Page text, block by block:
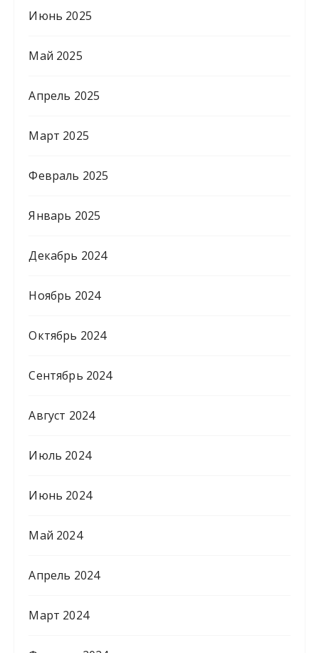
Июнь 2025
Май 2025
Апрель 2025
Март 2025
Февраль 2025
Январь 2025
Декабрь 2024
Ноябрь 2024
Октябрь 2024
Сентябрь 2024
Август 2024
Июль 2024
Июнь 2024
Май 2024
Апрель 2024
Март 2024